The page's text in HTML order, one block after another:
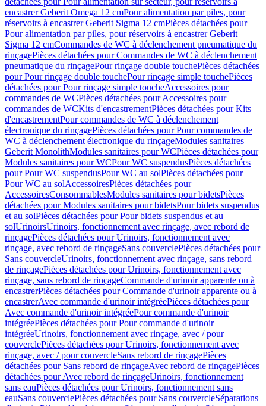
encastrer Geberit Omega 12 cmPour alimentation par piles, pour
réservoirs à encastrer Geberit Sigma 12 cmPièces détachées pour
Pour alimentation par piles, pour réservoirs à encastrer Geberit
Sigma 12 cmCommandes de WC à déclenchement pneumatique du
rinçagePièces détachées pour Commandes de WC à déclenchement
pneumatique du rinçagePour rinçage double touchePièces détachées
pour Pour rinçage double touchePour rinçage simple touchePièces
détachées pour Pour rinçage simple toucheAccessoires pour
commandes de WCPièces détachées pour Accessoires pour
commandes de WCKits d'encastrementPièces détachées pour Kits
d'encastrementPour commandes de WC à déclenchement
électronique du rinçagePièces détachées pour Pour commandes de
WC à déclenchement électronique du rinçageModules sanitaires
Geberit MonolithModules sanitaires pour WCPièces détachées pour
Modules sanitaires pour WCPour WC suspendusPièces détachées
pour Pour WC suspendusPour WC au solPièces détachées pour
Pour WC au solAccessoiresPièces détachées pour
AccessoiresConsommablesModules sanitaires pour bidetsPièces
détachées pour Modules sanitaires pour bidetsPour bidets suspendus
et au solPièces détachées pour Pour bidets suspendus et au
solUrinoirsUrinoirs, fonctionnement avec rinçage, avec rebord de
rinçagePièces détachées pour Urinoirs, fonctionnement avec
rinçage, avec rebord de rinçageSans couverclePièces détachées pour
Sans couvercleUrinoirs, fonctionnement avec rinçage, sans rebord
de rinçagePièces détachées pour Urinoirs, fonctionnement avec
rinçage, sans rebord de rinçageCommande d'urinoir apparente ou à
encastrerPièces détachées pour Commande d'urinoir apparente ou à
encastrerAvec commande d'urinoir intégréePièces détachées pour
Avec commande d'urinoir intégréePour commande d'urinoir
intégréePièces détachées pour Pour commande d'urinoir
intégréeUrinoirs, fonctionnement avec rinçage, avec / pour
couverclePièces détachées pour Urinoirs, fonctionnement avec
rinçage, avec / pour couvercleSans rebord de rinçagePièces
détachées pour Sans rebord de rinçageAvec rebord de rinçagePièces
détachées pour Avec rebord de rinçageUrinoirs, fonctionnement
sans eauPièces détachées pour Urinoirs, fonctionnement sans
eauSans couverclePièces détachées pour Sans couvercleSéparations